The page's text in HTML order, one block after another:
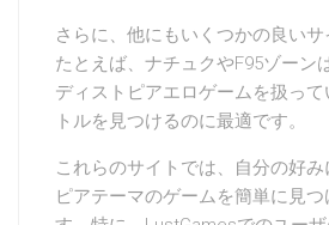
さらに、他にもいくつかの良いサ
たとえば、ナチュクやF95ゾーン
ディストピアエロゲームを扱って
トルを見つけるのに最適です。
これらのサイトでは、自分の好み
ピアテーマのゲームを簡単に見つ